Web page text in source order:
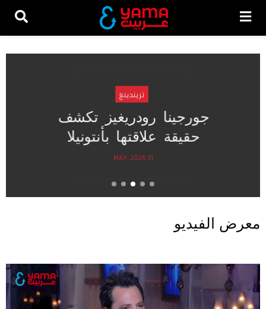
تريندينغ
جورجينا رودريغيز تكشف
حقيقة علاقتها بأنتونيلا
31 MAY، 2026
معرض الفيديو